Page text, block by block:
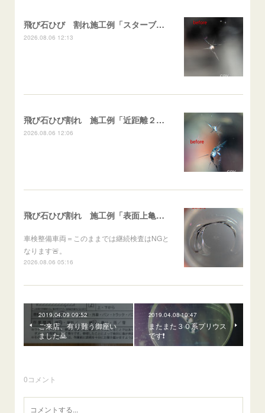
飛び石ひび 割れ施工例「スターブレイク系」 フリード
2026.08.06 12:13
飛び石ひび割れ 施工例「近距離２箇所・パーシャル系+スターブレイク系」ハイエース
2026.08.06 12:06
飛び石ひび割れ 施工例「表面上亀裂・ダメージクラック」ステラ
車検整備車両＝このままでは継続検査はNGと
なります🚨。
2026.08.06 05:16
2019.04.09 09:52
ご来店、有り難う御座い
ました🙇
2019.04.08 10:47
またまた３０系プリウス
です❗
0コメント